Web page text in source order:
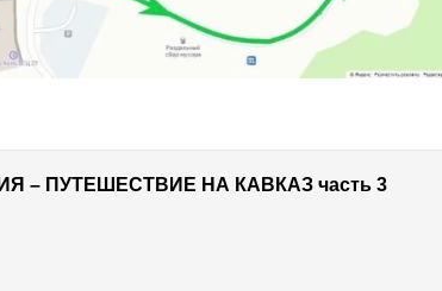
– ПУТЕШЕСТВИЕ НА КАВКАЗ часть 3